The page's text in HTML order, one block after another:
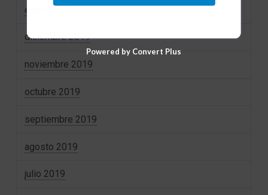
enero 2020
diciembre 2019
noviembre 2019
octubre 2019
septiembre 2019
agosto 2019
julio 2019
Powered by Convert Plus